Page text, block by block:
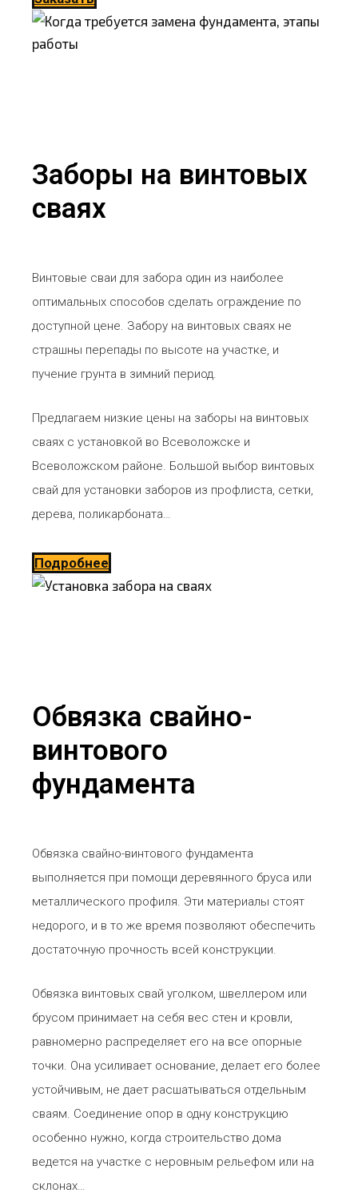
Заборы на винтовых
сваях
Винтовые сваи для забора один из наиболее
оптимальных способов сделать ограждение по
доступной цене. Забору на винтовых сваях не
страшны перепады по высоте на участке, и
пучение грунта в зимний период.
Предлагаем низкие цены на заборы на винтовых
сваях с установкой во Всеволожске и
Всеволожском районе. Большой выбор винтовых
свай для установки заборов из профлиста, сетки,
дерева, поликарбоната…
Подробнее
Обвязка свайно-
винтового
фундамента
Обвязка свайно-винтового фундамента
выполняется при помощи деревянного бруса или
металлического профиля. Эти материалы стоят
недорого, и в то же время позволяют обеспечить
достаточную прочность всей конструкции.
Обвязка винтовых свай уголком, швеллером или
брусом принимает на себя вес стен и кровли,
равномерно распределяет его на все опорные
точки. Она усиливает основание, делает его более
устойчивым, не дает расшатываться отдельным
сваям. Соединение опор в одну конструкцию
особенно нужно, когда строительство дома
ведется на участке с неровным рельефом или на
склонах…